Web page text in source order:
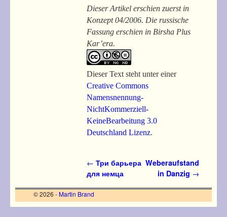
Dieser Artikel erschien zuerst in
Konzept 04/2006. Die russische
Fassung erschien in Birsha Plus
Kar’era.
Dieser Text steht unter einer
Creative Commons
Namensnennung-
NichtKommerziell-
KeineBearbeitung 3.0
Deutschland Lizenz.
Artikelnavigation
← Три барьера
для немца
Weberaufstand
in Danzig →
© 2026 -Martin Brand